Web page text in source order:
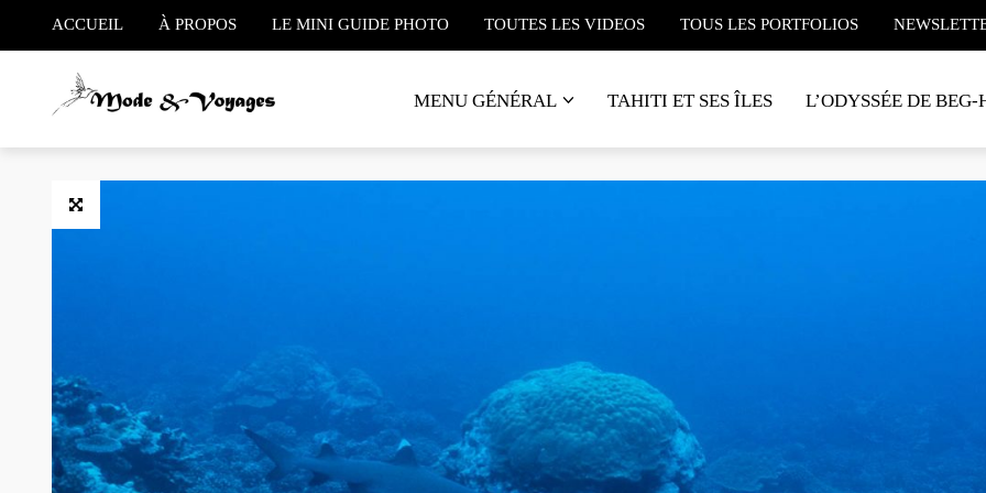
ACCUEIL À PROPOS LE MINI GUIDE PHOTO TOUTES LES VIDEOS TOUS LES PORTFOLIOS
MENU GÉNÉRAL TAHITI ET SES ÎLES L’ODYSSÉE DE BEG-